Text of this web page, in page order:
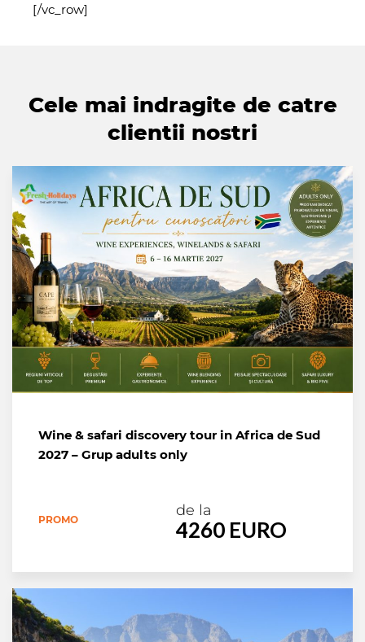
[/vc_row]
Cele mai indragite de catre
clientii nostri
Wine & safari discovery tour in Africa de Sud
2027 – Grup adults only
PROMO
de la
4260 EURO